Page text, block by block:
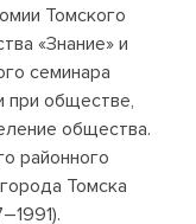
Томского
«Знание» и
семинара
при обществе,
общества.
районного
Томска